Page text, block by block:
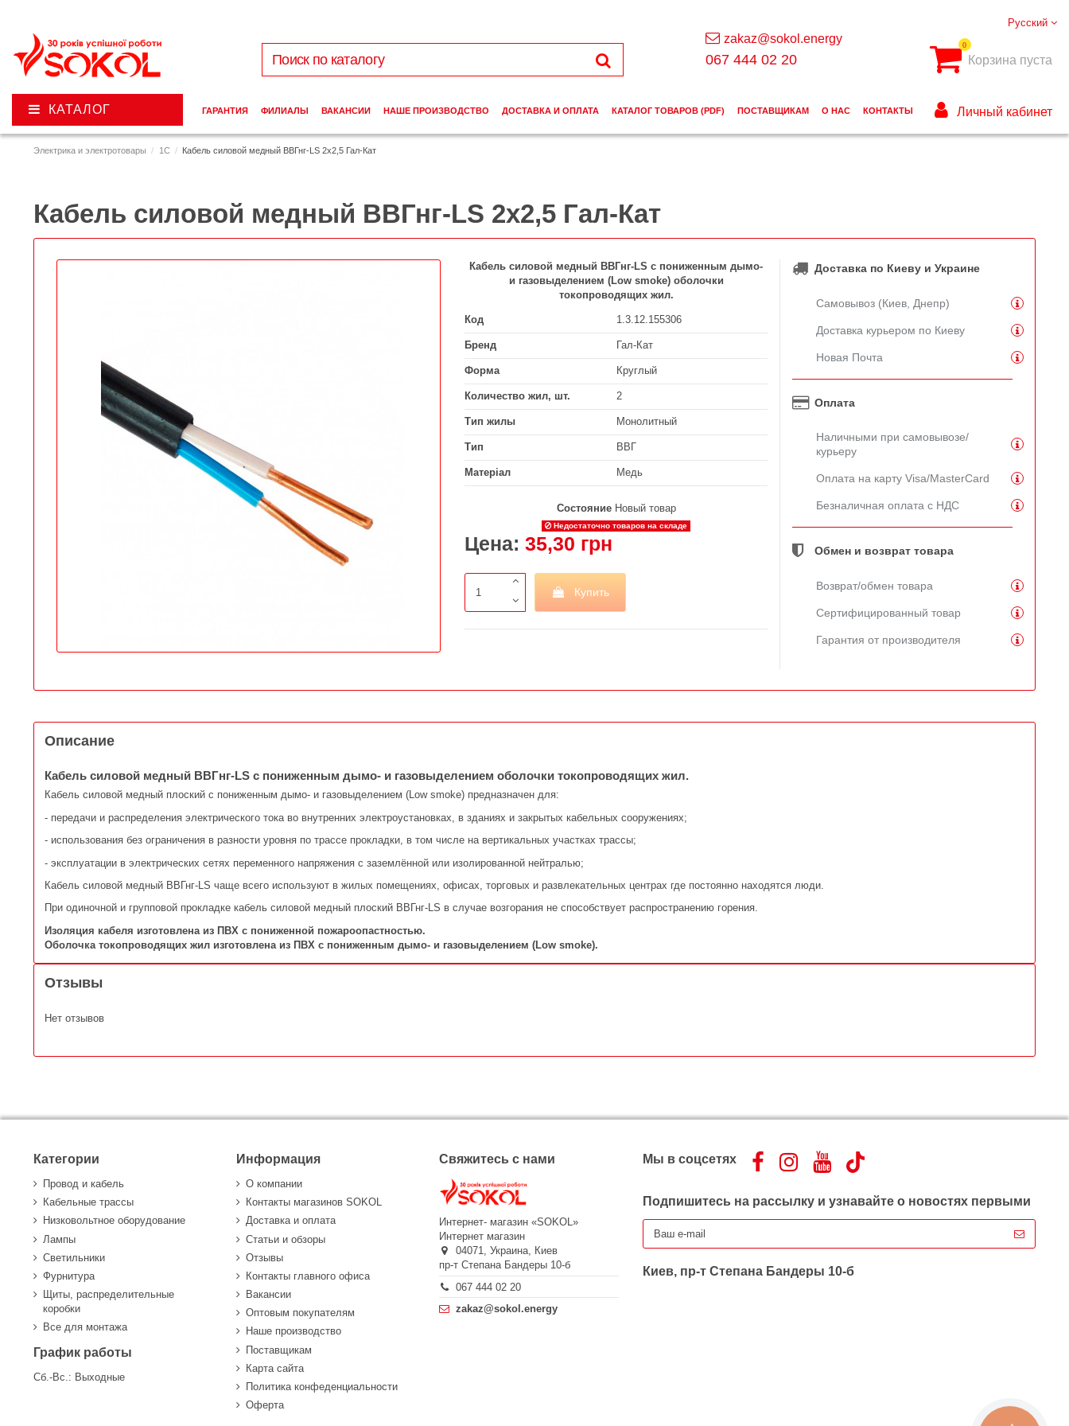
Электрика и электротовары 1C Кабель силовой медный ВВГнг-LS 2х2,5 Гал-Кат
Кабель силовой медный ВВГнг-LS 2х2,5 Гал-Кат
Кабель силовой медный ВВГнг-LSс пониженным дымо-
и газовыделением (Low smoke) оболочки
токопроводящих жил.
Код 1.3.12.155306
Бренд Гал-Кат
Форма Круглый
Количество жил, шт. 2
Тип жилы Монолитный
Тип ВВГ
Матеріал Медь
Состояние Новый товар
Недостаточно товаров на складе
Цена: 35,30 грн
Купить
Доставка по Киеву и Украине
Самовывоз (Киев, Днепр)
Доставка курьером по Киеву
Новая Почта
Оплата
Наличными при самовывозе/
курьеру
Оплата на карту Visa/MasterCard
Безналичная оплата с НДС
Обмен и возврат товара
Возврат/обмен товара
Сертифицированный товар
Гарантия от производителя
Описание
Кабель силовой медный ВВГнг-LS c пониженным дымо- и газовыделением оболочки токопроводящих жил.
Кабель силовой медный плоский с пониженным дымо- и газовыделением (Low smoke) предназначен для:
- передачи и распределения электрического тока во внутренних электроустановках, в зданиях и закрытых кабельных сооружениях;
- использования без ограничения в разности уровня по трассе прокладки, в том числе на вертикальных участках трассы;
- эксплуатации в электрических сетях переменного напряжения с заземлённой или изолированной нейтралью;
Кабель силовой медный ВВГнг-LS чаще всего используют в жилых помещениях, офисах, торговых и развлекательных центрах где постоянно находятся люди.
При одиночной и групповой прокладке кабель силовой медный плоский ВВГнг-LS в случае возгорания не способствует распространению горения.
Изоляция кабеля изготовлена из ПВХ с пониженной пожароопастностью.
Оболочка токопроводящих жил изготовлена из ПВХ с пониженным дымо- и газовыделением (Low smoke).
Отзывы
Нет отзывов
Русский
zakaz@sokol.energy
067 444 02 20
0
Корзина пуста
КАТАЛОГ ГАРАНТИЯ ФИЛИАЛЫ ВАКАНСИИ НАШЕ ПРОИЗВОДСТВО ДОСТАВКА И ОПЛАТА КАТАЛОГ ТОВАРОВ (PDF) ПОСТАВЩИКАМ О НАС КОНТАКТЫ Личный кабинет
Категории
Провод и кабель
Кабельные трассы
Низковольтное оборудование
Лампы
Светильники
Фурнитура
Щиты, распределительные
коробки
Все для монтажа
График работы
Сб.-Вс.: Выходные
Информация
О компании
Контакты магазинов SOKOL
Доставка и оплата
Статьи и обзоры
Отзывы
Контакты главного офиса
Вакансии
Оптовым покупателям
Наше производство
Поставщикам
Карта сайта
Политика конфеденциальности
Оферта
Свяжитесь с нами
Интернет- магазин «SOKOL»
Интернет магазин
04071,Украина, Киев
пр-т Степана Бандеры 10-б
067 444 02 20
zakaz@sokol.energy
Мы в соцсетях
Подпишитесь на рассылку и узнавайте о новостях первыми
Киев, пр-т Степана Бандеры 10-б